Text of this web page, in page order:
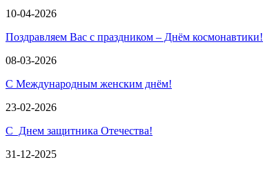
10-04-2026
Поздравляем Вас с праздником – Днём космонавтики!
08-03-2026
С Международным женским днём!
23-02-2026
С Днем защитника Отечества!
31-12-2025